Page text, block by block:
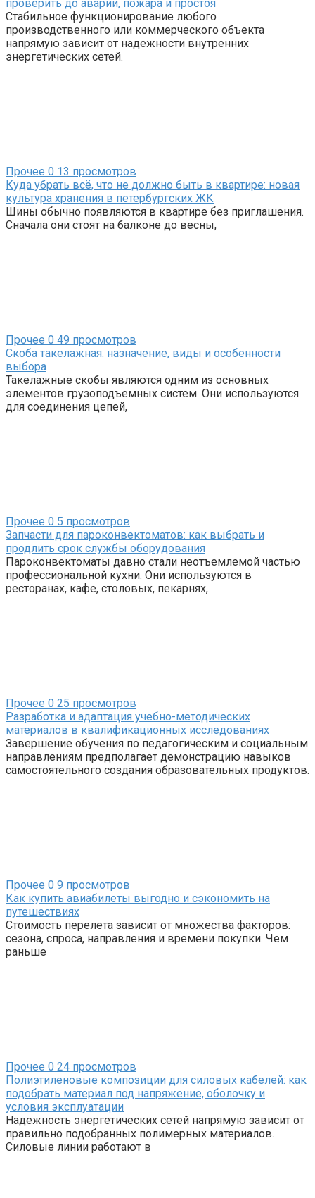
проверить до аварии, пожара и простоя
Стабильное функционирование любого
производственного или коммерческого объекта
напрямую зависит от надежности внутренних
энергетических сетей.
Прочее 0 13 просмотров
Куда убрать всё, что не должно быть в квартире: новая
культура хранения в петербургских ЖК
Шины обычно появляются в квартире без приглашения.
Сначала они стоят на балконе до весны,
Прочее 0 49 просмотров
Скоба такелажная: назначение, виды и особенности
выбора
Такелажные скобы являются одним из основных
элементов грузоподъемных систем. Они используются
для соединения цепей,
Прочее 0 5 просмотров
Запчасти для пароконвектоматов: как выбрать и
продлить срок службы оборудования
Пароконвектоматы давно стали неотъемлемой частью
профессиональной кухни. Они используются в
ресторанах, кафе, столовых, пекарнях,
Прочее 0 25 просмотров
Разработка и адаптация учебно-методических
материалов в квалификационных исследованиях
Завершение обучения по педагогическим и социальным
направлениям предполагает демонстрацию навыков
самостоятельного создания образовательных продуктов.
Прочее 0 9 просмотров
Как купить авиабилеты выгодно и сэкономить на
путешествиях
Стоимость перелета зависит от множества факторов:
сезона, спроса, направления и времени покупки. Чем
раньше
Прочее 0 24 просмотров
Полиэтиленовые композиции для силовых кабелей: как
подобрать материал под напряжение, оболочку и
условия эксплуатации
Надежность энергетических сетей напрямую зависит от
правильно подобранных полимерных материалов.
Силовые линии работают в